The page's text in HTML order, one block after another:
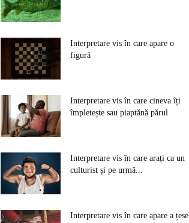
Interpretare vis în care apare o
figură
Interpretare vis în care cineva îți
împletește sau piaptănă părul
Interpretare vis în care arați ca un
culturist și pe urmă...
Interpretare vis în care apare a țese